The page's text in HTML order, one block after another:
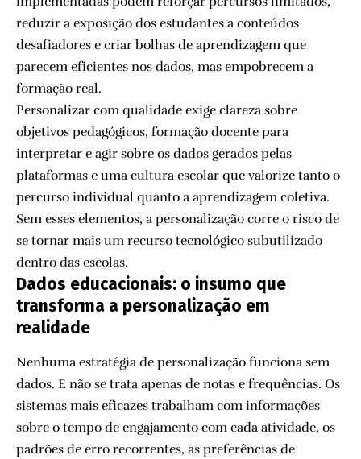
reduzir a exposição dos estudantes a conteúdos
desafiadores e criar bolhas de aprendizagem que
parecem eficientes nos dados, mas empobrecem a
formação real.
Personalizar com qualidade exige clareza sobre
objetivos pedagógicos, formação docente para
interpretar e agir sobre os dados gerados pelas
plataformas e uma cultura escolar que valorize tanto o
percurso individual quanto a aprendizagem coletiva.
Sem esses elementos, a personalização corre o risco de
se tornar mais um recurso tecnológico subutilizado
dentro das escolas.
Dados educacionais: o insumo que
transforma a personalização em
realidade
Nenhuma estratégia de personalização funciona sem
dados. E não se trata apenas de notas e frequências. Os
sistemas mais eficazes trabalham com informações
sobre o tempo de engajamento com cada atividade, os
padrões de erro recorrentes, as preferências de